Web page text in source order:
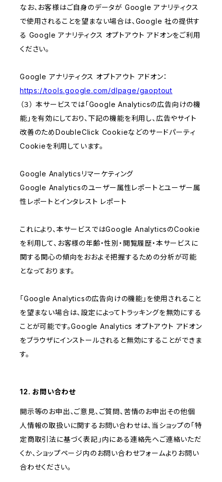
なお、お客様はご自身のデータが Google アナリティクス
で使用されることを望まない場合は、Google 社の提供す
る Google アナリティクス オプトアウト アドオンをご利用
ください。
Google アナリティクス オプトアウト アドオン：
https://tools.google.com/dlpage/gaoptout
（３） 本サービスでは「Google Analyticsの広告向けの機
能」を有効にしており、下記の機能を利用し、広告やサイト
改善のためDoubleClick Cookieなどのサードパーティ
Cookieを利用しています。
Google Analyticsリマーケティング
Google Analyticsのユーザー属性レポートとユーザー属
性レポートとインタレスト レポート
これにより、本サービスではGoogle AnalyticsのCookie
を利用して、お客様の年齢・性別・閲覧履歴・本サービスに
関する関心の傾向をおおよそ把握するための分析が可能
となっております。
「Google Analyticsの広告向けの機能」を使用されること
を望まない場合は、設定によってトラッキングを無効にする
ことが可能です。Google Analytics オプトアウト アドオン
をブラウザにインストールされると無効にすることができま
す。
12. お問い合わせ
開示等のお申出、ご意見、ご質問、苦情のお申出その他個
人情報の取扱いに関するお問い合わせは、当ショップの「特
定商取引法に基づく表記」内にある連絡先へご連絡いただ
くか、ショップページ内のお問い合わせフォームよりお問い
合わせください。